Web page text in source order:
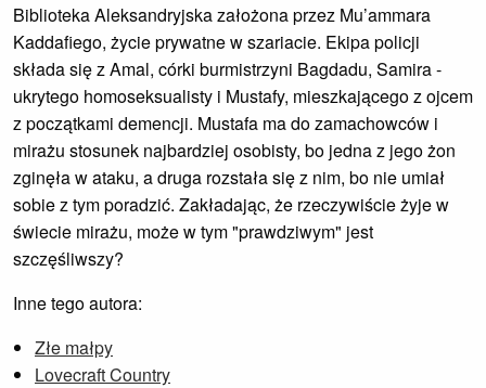
Biblioteka Aleksandryjska założona przez Mu’ammara
Kaddafiego, życie prywatne w szariacie. Ekipa policji
składa się z Amal, córki burmistrzyni Bagdadu, Samira -
ukrytego homoseksualisty i Mustafy, mieszkającego z ojcem
z początkami demencji. Mustafa ma do zamachowców i
mirażu stosunek najbardziej osobisty, bo jedna z jego żon
zginęła w ataku, a druga rozstała się z nim, bo nie umiał
sobie z tym poradzić. Zakładając, że rzeczywiście żyje w
świecie mirażu, może w tym "prawdziwym" jest
szczęśliwszy?
Inne tego autora:
Złe małpy
Lovecraft Country